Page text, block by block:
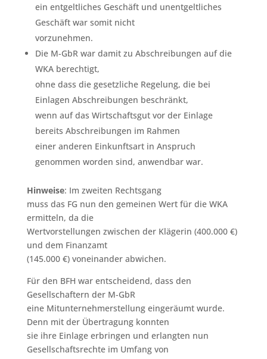
ein entgeltliches Geschäft und unentgeltliches
Geschäft war somit nicht
vorzunehmen.
Die M-GbR war damit zu Abschreibungen auf die
WKA berechtigt,
ohne dass die gesetzliche Regelung, die bei
Einlagen Abschreibungen beschränkt,
wenn auf das Wirtschaftsgut vor der Einlage
bereits Abschreibungen im Rahmen
einer anderen Einkunftsart in Anspruch
genommen worden sind, anwendbar war.
Hinweise: Im zweiten Rechtsgang
muss das FG nun den gemeinen Wert für die WKA
ermitteln, da die
Wertvorstellungen zwischen der Klägerin (400.000 €)
und dem Finanzamt
(145.000 €) voneinander abwichen.
Für den BFH war entscheidend, dass den
Gesellschaftern der M-GbR
eine Mitunternehmerstellung eingeräumt wurde.
Denn mit der Übertragung konnten
sie ihre Einlage erbringen und erlangten nun
Gesellschaftsrechte im Umfang von